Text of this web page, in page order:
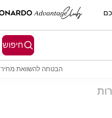
חיפוש
הבטחה להשוואת מחיר